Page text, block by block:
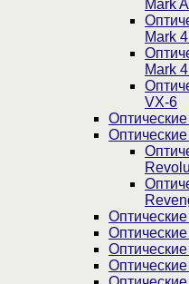
Mark
Mark
Mark
VX-6